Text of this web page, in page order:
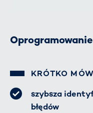
KRÓTKO
szybsza
błędów